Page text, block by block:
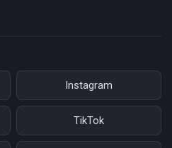
Instagram
TikTok